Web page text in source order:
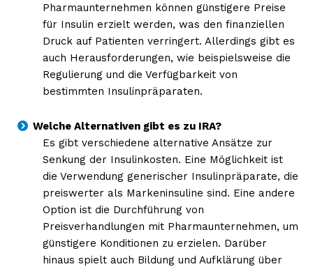
Pharmaunternehmen können günstigere Preise
für Insulin erzielt werden, was den finanziellen
Druck auf Patienten verringert. Allerdings gibt es
auch Herausforderungen, wie beispielsweise die
Regulierung und die Verfügbarkeit von
bestimmten Insulinpräparaten.
Welche Alternativen gibt es zu IRA?
Es gibt verschiedene alternative Ansätze zur
Senkung der Insulinkosten. Eine Möglichkeit ist
die Verwendung generischer Insulinpräparate, die
preiswerter als Markeninsuline sind. Eine andere
Option ist die Durchführung von
Preisverhandlungen mit Pharmaunternehmen, um
günstigere Konditionen zu erzielen. Darüber
hinaus spielt auch Bildung und Aufklärung über